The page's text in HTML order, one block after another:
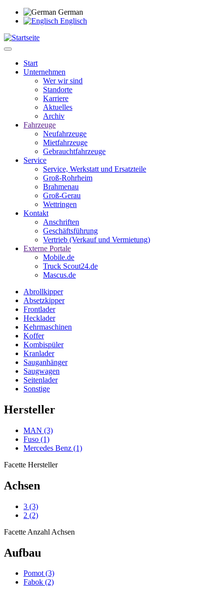
Direkt
zum
German
Englisch
Main
Start
Unternehmen
Wer wir sind
Standorte
Karriere
Aktuelles
Archiv
Fahrzeuge
Neufahrzeuge
Mietfahrzeuge
Gebrauchtfahrzeuge
Service
Service, Werkstatt und Ersatzteile
Groß-Rohrheim
Brahmenau
Groß-Gerau
Wettringen
Kontakt
Anschriften
Geschäftsführung
Vertrieb (Verkauf und Vermietung)
Externe Portale
Mobile.de
Truck Scout24.de
Mascus.de
Abrollkipper
Absetzkipper
Frontlader
Hecklader
Kehrmaschinen
Koffer
Kombispüler
Kranlader
Sauganhänger
Saugwagen
Seitenlader
Sonstige
Hersteller
MAN (3)
Fuso (1)
Mercedes Benz (1)
Facette Hersteller
Achsen
3 (3)
2 (2)
Facette Anzahl Achsen
Aufbau
Pomot (3)
Fabok (2)